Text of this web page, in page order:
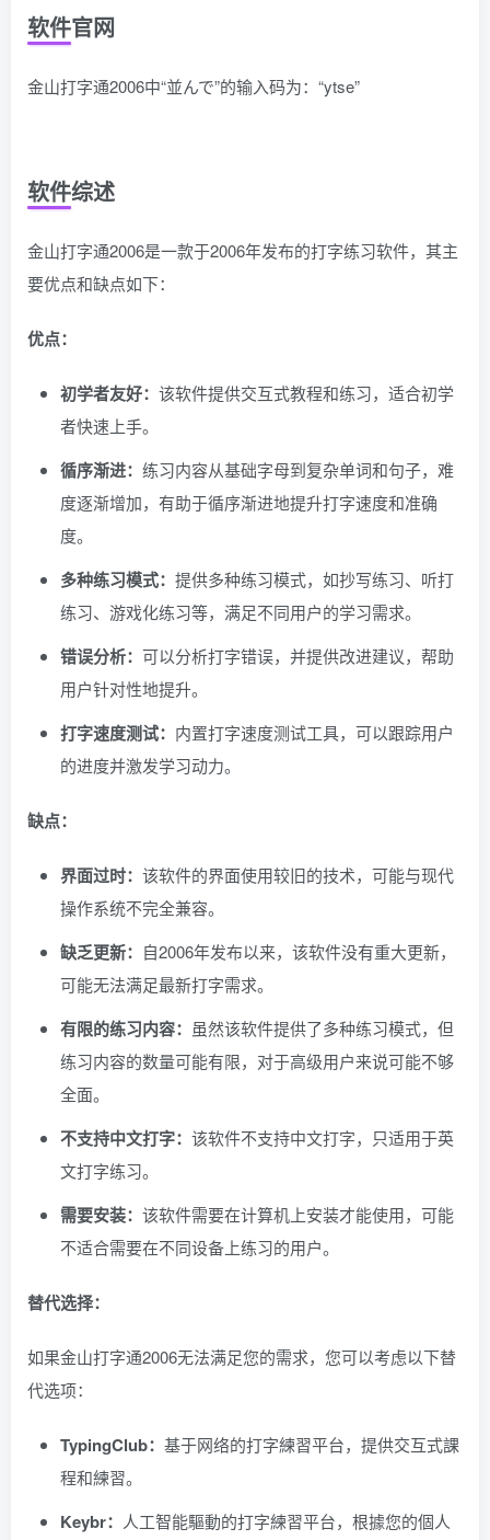
软件官网
金山打字通2006中“並んで”的输入码为：“ytse”
软件综述
金山打字通2006是一款于2006年发布的打字练习软件，其主
要优点和缺点如下：
优点：
初学者友好： 该软件提供交互式教程和练习，适合初学
者快速上手。
循序渐进： 练习内容从基础字母到复杂单词和句子，难
度逐渐增加，有助于循序渐进地提升打字速度和准确
度。
多种练习模式： 提供多种练习模式，如抄写练习、听打
练习、游戏化练习等，满足不同用户的学习需求。
错误分析： 可以分析打字错误，并提供改进建议，帮助
用户针对性地提升。
打字速度测试： 内置打字速度测试工具，可以跟踪用户
的进度并激发学习动力。
缺点：
界面过时： 该软件的界面使用较旧的技术，可能与现代
操作系统不完全兼容。
缺乏更新： 自2006年发布以来，该软件没有重大更新，
可能无法满足最新打字需求。
有限的练习内容： 虽然该软件提供了多种练习模式，但
练习内容的数量可能有限，对于高级用户来说可能不够
全面。
不支持中文打字： 该软件不支持中文打字，只适用于英
文打字练习。
需要安装： 该软件需要在计算机上安装才能使用，可能
不适合需要在不同设备上练习的用户。
替代选择：
如果金山打字通2006无法满足您的需求，您可以考虑以下替
代选项：
TypingClub： 基于网络的打字練習平台，提供交互式課
程和練習。
Keybr： 人工智能驅動的打字練習平台，根據您的個人